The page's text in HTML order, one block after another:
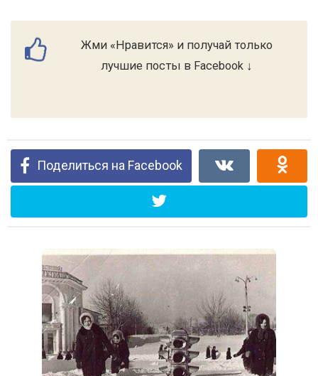
Жми «Нравится» и получай только
лучшие посты в Facebook ↓
Поделиться на Facebook